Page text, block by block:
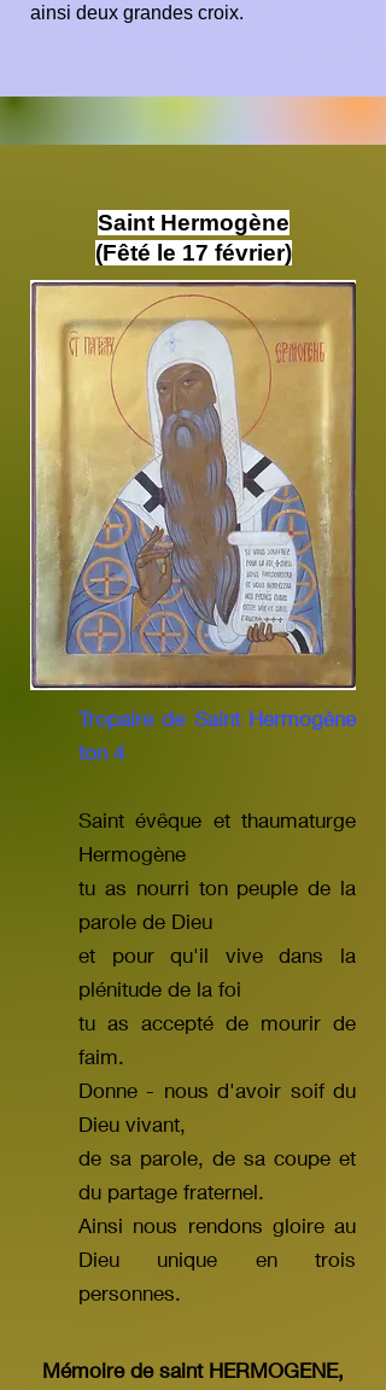
ainsi deux grandes croix.
Saint Hermogène
(Fêté le 17 février)
Tropaire de Saint Hermogène
ton 4
Saint évêque et thaumaturge
Hermogène
tu as nourri ton peuple de la
parole de Dieu
et pour qu'il vive dans la
plénitude de la foi
tu as accepté de mourir de
faim.
Donne - nous d'avoir soif du
Dieu vivant,
de sa parole, de sa coupe et
du partage fraternel.
Ainsi nous rendons gloire au
Dieu unique en trois
personnes.
Mémoire de saint HERMOGENE,